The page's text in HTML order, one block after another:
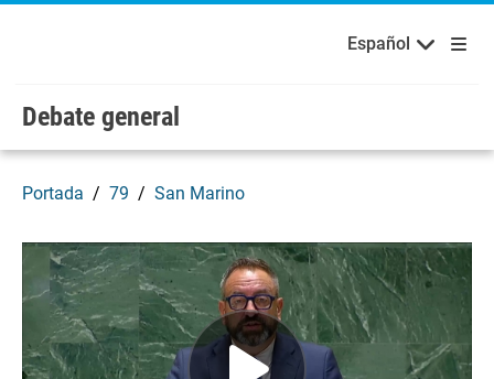
Skip to main content / navigation
Bienvenidos a las Naciones Unidas
Español
Debate general
Portada 79 San Marino